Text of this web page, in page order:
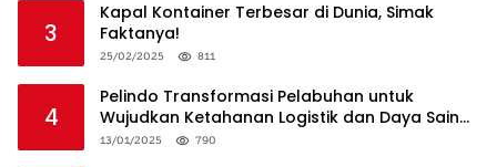
3
Kapal Kontainer Terbesar di Dunia, Simak
Faktanya!
25/02/2025 811
4
Pelindo Transformasi Pelabuhan untuk
Wujudkan Ketahanan Logistik dan Daya Saing
Global
13/01/2025 790